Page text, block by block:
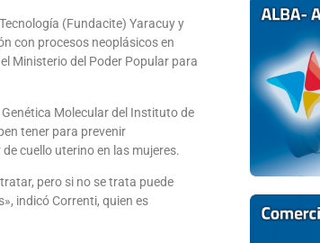
(Fundacite) Yaracuy y
con procesos neoplásicos en
Ministerio del Poder Popular para
Molecular del Instituto de
tener para prevenir
cuello uterino en las mujeres.
pero si no se trata puede
indicó Correnti, quien es